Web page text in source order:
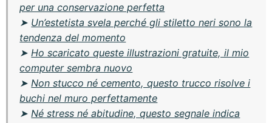
per una conservazione perfetta
➤ Un’estetista svela perché gli stiletto neri sono la
tendenza del momento
➤ Ho scaricato queste illustrazioni gratuite, il mio
computer sembra nuovo
➤ Non stucco né cemento, questo trucco risolve i
buchi nel muro perfettamente
➤ Né stress né abitudine, questo segnale indica